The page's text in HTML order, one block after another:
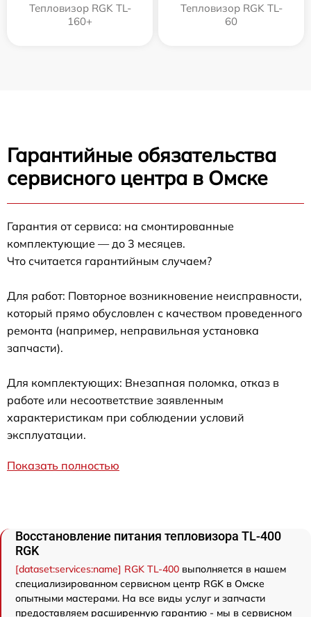
Тепловизор RGK TL-
160+
Тепловизор RGK TL-
60
Гарантийные обязательства
сервисного центра в Омске
Гарантия от сервиса: на смонтированные
комплектующие — до 3 месяцев.
Что считается гарантийным случаем?
Для работ: Повторное возникновение неисправности,
который прямо обусловлен с качеством проведенного
ремонта (например, неправильная установка
запчасти).
Для комплектующих: Внезапная поломка, отказ в
работе или несоответствие заявленным
характеристикам при соблюдении условий
эксплуатации.
Показать полностью
Восстановление питания тепловизора TL-400
RGK
[dataset:services:name] RGK TL-400 выполняется в нашем
специализированном сервисном центр RGK в Омске
опытными мастерами. На все виды услуг и запчасти
предоставляем расширенную гарантию - мы в сервисном